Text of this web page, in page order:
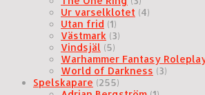
Ur varselklotet (4)
Utan frid (1)
Västmark (3)
Vindsjäl (5)
Warhammer Fantasy
World of Darkness (3)
Spelskapare (255)